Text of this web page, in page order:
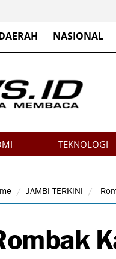
NASIONAL
TEKNOLOGI
JAMBI TERKINI